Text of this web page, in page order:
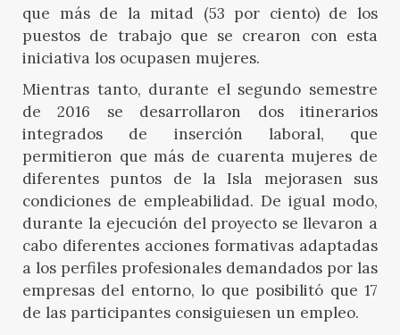
que más de la mitad (53 por ciento) de los
puestos de trabajo que se crearon con esta
iniciativa los ocupasen mujeres.
Mientras tanto, durante el segundo semestre
de 2016 se desarrollaron dos itinerarios
integrados de inserción laboral, que
permitieron que más de cuarenta mujeres de
diferentes puntos de la Isla mejorasen sus
condiciones de empleabilidad. De igual modo,
durante la ejecución del proyecto se llevaron a
cabo diferentes acciones formativas adaptadas
a los perfiles profesionales demandados por las
empresas del entorno, lo que posibilitó que 17
de las participantes consiguiesen un empleo.